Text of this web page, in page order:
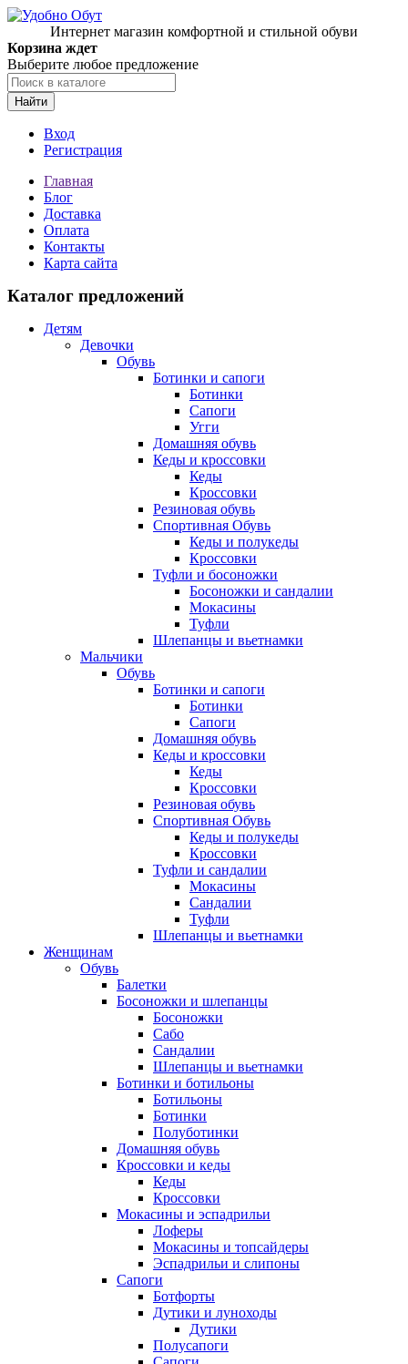
Интернет магазин комфортной и стильной обуви
Корзина ждет
Выберите любое предложение
Найти
Вход
Регистрация
Главная
Блог
Доставка
Оплата
Контакты
Карта сайта
Каталог предложений
Детям
Девочки
Обувь
Ботинки и сапоги
Ботинки
Сапоги
Угги
Домашняя обувь
Кеды и кроссовки
Кеды
Кроссовки
Резиновая обувь
Спортивная Обувь
Кеды и полукеды
Кроссовки
Туфли и босоножки
Босоножки и сандалии
Мокасины
Туфли
Шлепанцы и вьетнамки
Мальчики
Обувь
Ботинки и сапоги
Ботинки
Сапоги
Домашняя обувь
Кеды и кроссовки
Кеды
Кроссовки
Резиновая обувь
Спортивная Обувь
Кеды и полукеды
Кроссовки
Туфли и сандалии
Мокасины
Сандалии
Туфли
Шлепанцы и вьетнамки
Женщинам
Обувь
Балетки
Босоножки и шлепанцы
Босоножки
Сабо
Сандалии
Шлепанцы и вьетнамки
Ботинки и ботильоны
Ботильоны
Ботинки
Полуботинки
Домашняя обувь
Кроссовки и кеды
Кеды
Кроссовки
Мокасины и эспадрильи
Лоферы
Мокасины и топсайдеры
Эспадрильи и слипоны
Сапоги
Ботфорты
Дутики и луноходы
Дутики
Полусапоги